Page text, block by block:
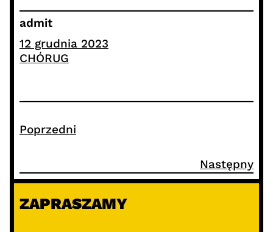
admit
12 grudnia 2023
CHÓRUG
Poprzedni
Następny
ZAPRASZAMY